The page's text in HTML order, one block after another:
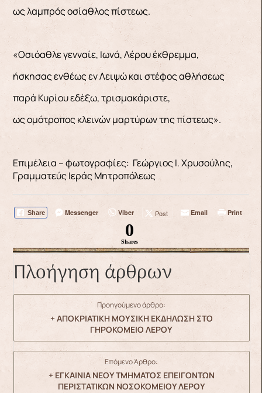
ως λαμπρός οσίαθλος πίστεως.
«Οσιόαθλε γενναίε, Ιωνά, Λέρου έκθρεμμα,
ήσκησας ενθέως εν Λειψώ και στέφος αθλήσεως
παρά Κυρίου εδέξω, τρισμακάριστε,
ως ομότροπος κλεινών μαρτύρων της πίστεως».
Επιμέλεια – φωτογραφίες: Γεώργιος Ι. Χρυσούλης,
Γραμματεύς Ιεράς Μητροπόλεως
Share Messenger Viber Post Email Print
0
Shares
Πλοήγηση άρθρων
Προηγούμενο άρθρο:
+ ΑΠΟΚΡΙΑΤΙΚΗ ΜΟΥΣΙΚΗ ΕΚΔΗΛΩΣΗ ΣΤΟ
ΓΗΡΟΚΟΜΕΙΟ ΛΕΡΟΥ
Επόμενο Άρθρο:
+ ΕΓΚΑΙΝΙΑ ΝΕΟΥ ΤΜΗΜΑΤΟΣ ΕΠΕΙΓΟΝΤΩΝ
ΠΕΡΙΣΤΑΤΙΚΩΝ ΝΟΣΟΚΟΜΕΙΟΥ ΛΕΡΟΥ